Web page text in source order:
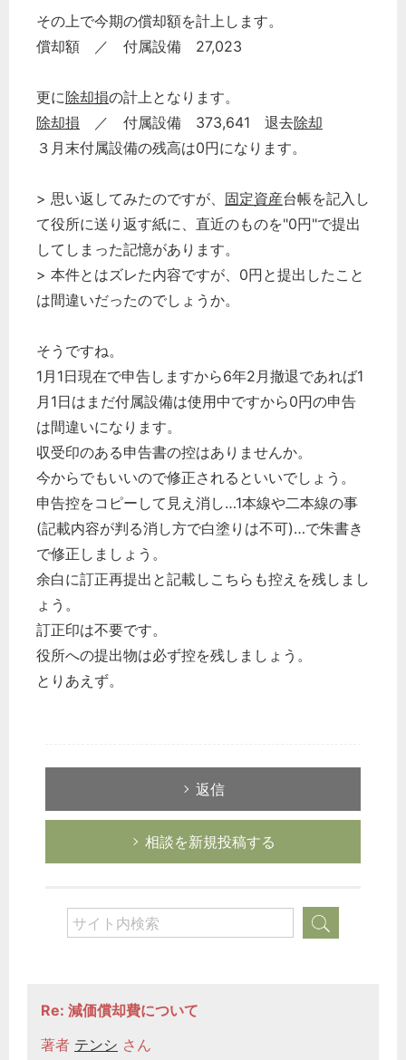
その上で今期の償却額を計上します。
償却額 ／ 付属設備 27,023
更に除却損の計上となります。
除却損 ／ 付属設備 373,641 退去除却
３月末付属設備の残高は0円になります。
> 思い返してみたのですが、 固定資産台帳を記入し
て役所に送り返す紙に、直近のものを"0円"で提出
してしまった記憶があります。
> 本件とはズレた内容ですが、0円と提出したこと
は間違いだったのでしょうか。
そうですね。
1月1日現在で申告しますから6年2月撤退であれば1
月1日はまだ付属設備は使用中ですから0円の申告
は間違いになります。
収受印のある申告書の控はありませんか。
今からでもいいので修正されるといいでしょう。
申告控をコピーして見え消し…1本線や二本線の事
(記載内容が判る消し方で白塗りは不可)…で朱書き
で修正しましょう。
余白に訂正再提出と記載しこちらも控えを残しまし
ょう。
訂正印は不要です。
役所への提出物は必ず控を残しましょう。
とりあえず。
返信
相談を新規投稿する
Re: 減価償却費について
著者 テンシ さん